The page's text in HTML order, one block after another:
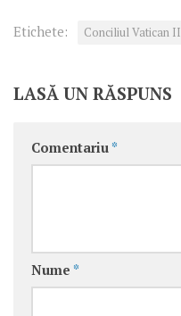
Etichete: Conciliul Vatican II
LASĂ UN RĂSPUNS
Comentariu *
Nume *